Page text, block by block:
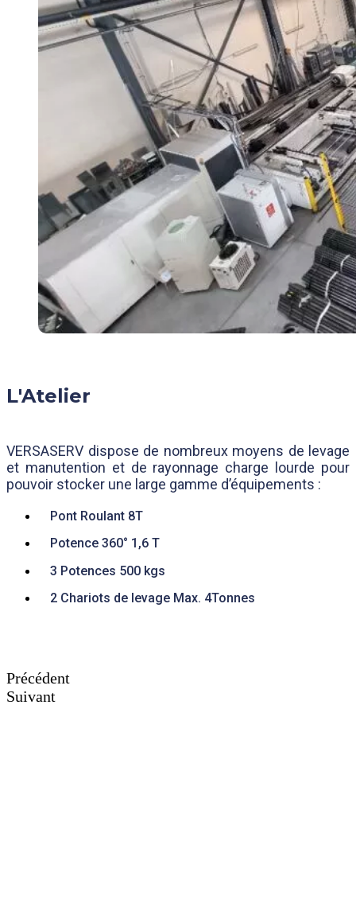
L'Atelier
VERSASERV dispose de nombreux moyens de levage
et manutention et de rayonnage charge lourde pour
pouvoir stocker une large gamme d’équipements :
Pont Roulant 8T
Potence 360° 1,6 T
3 Potences 500 kgs
2 Chariots de levage Max. 4Tonnes
Précédent
Suivant